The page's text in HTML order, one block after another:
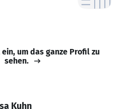
um das ganze Profil zu
sehen.
Kuhn